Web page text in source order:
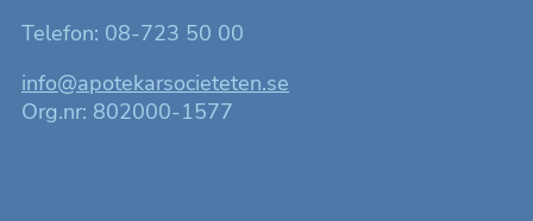
Telefon: 08-723 50 00
info@apotekarsocieteten.se
Org.nr: 802000-1577